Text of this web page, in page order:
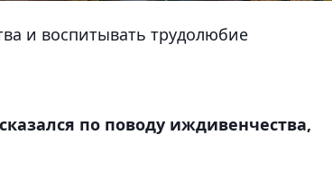
и воспитывать трудолюбие
по поводу иждивенчества,